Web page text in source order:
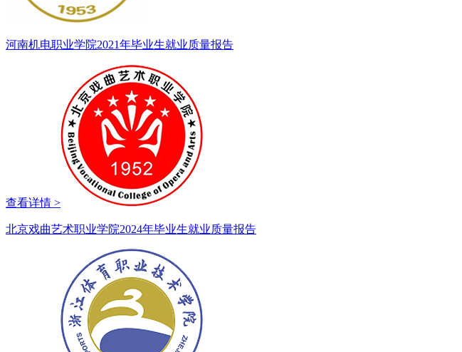
河南机电职业学院2021年毕业生就业质量报告
查看详情 >
北京戏曲艺术职业学院2024年毕业生就业质量报告